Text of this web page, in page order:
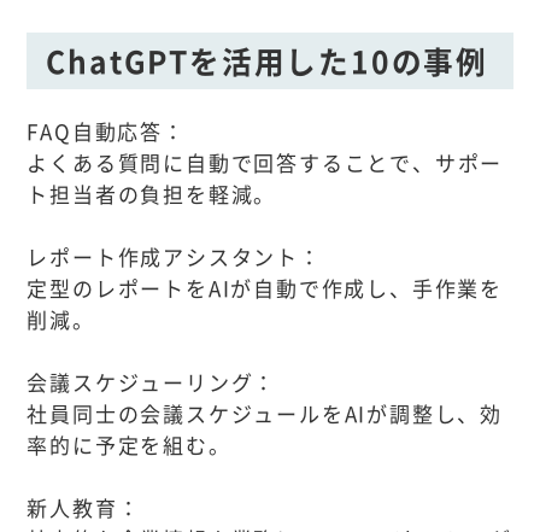
ChatGPTを活用した10の事例
FAQ自動応答：
よくある質問に自動で回答することで、サポー
ト担当者の負担を軽減。
レポート作成アシスタント：
定型のレポートをAIが自動で作成し、手作業を
削減。
会議スケジューリング：
社員同士の会議スケジュールをAIが調整し、効
率的に予定を組む。
新人教育：